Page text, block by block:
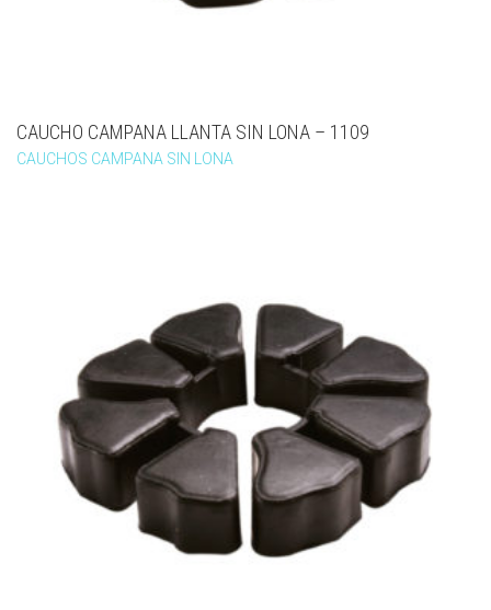
CAUCHO CAMPANA LLANTA SIN LONA – 1109
CAUCHOS CAMPANA SIN LONA